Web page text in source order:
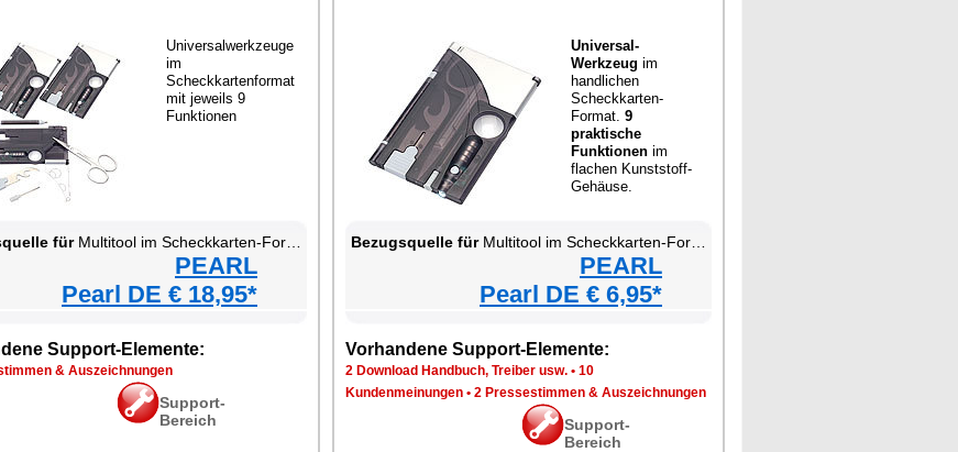
Universalwerkzeuge
im
Scheckkartenformat
mit jeweils 9
Funktionen
fürMultitool im Scheckkarten-Format
PEARL
Pearl DE € 18,95*
Support-Elemente:
& Auszeichnungen
Support-
Bereich
Universal-
Werkzeug im
handlichen
Scheckkarten-
Format. 9
praktische
Funktionen im
flachen Kunststoff-
Gehäuse.
Bezugsquelle fürMultitool im Scheckkarten-Format
PEARL
Pearl DE € 6,95*
Vorhandene Support-Elemente:
2 Download Handbuch, Treiber usw. • 10
Kundenmeinungen • 2 Pressestimmen & Auszeichnungen
Support-
Bereich